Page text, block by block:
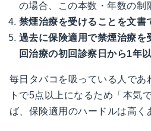
の場合、この本数・年数の制
禁煙治療を受けることを文書
過去に保険適用で禁煙治療を
回治療の初回診察日から1年
毎日タバコを吸っている人であ
トで5点以上になるため「本気
ば、保険適用のハードルは高く